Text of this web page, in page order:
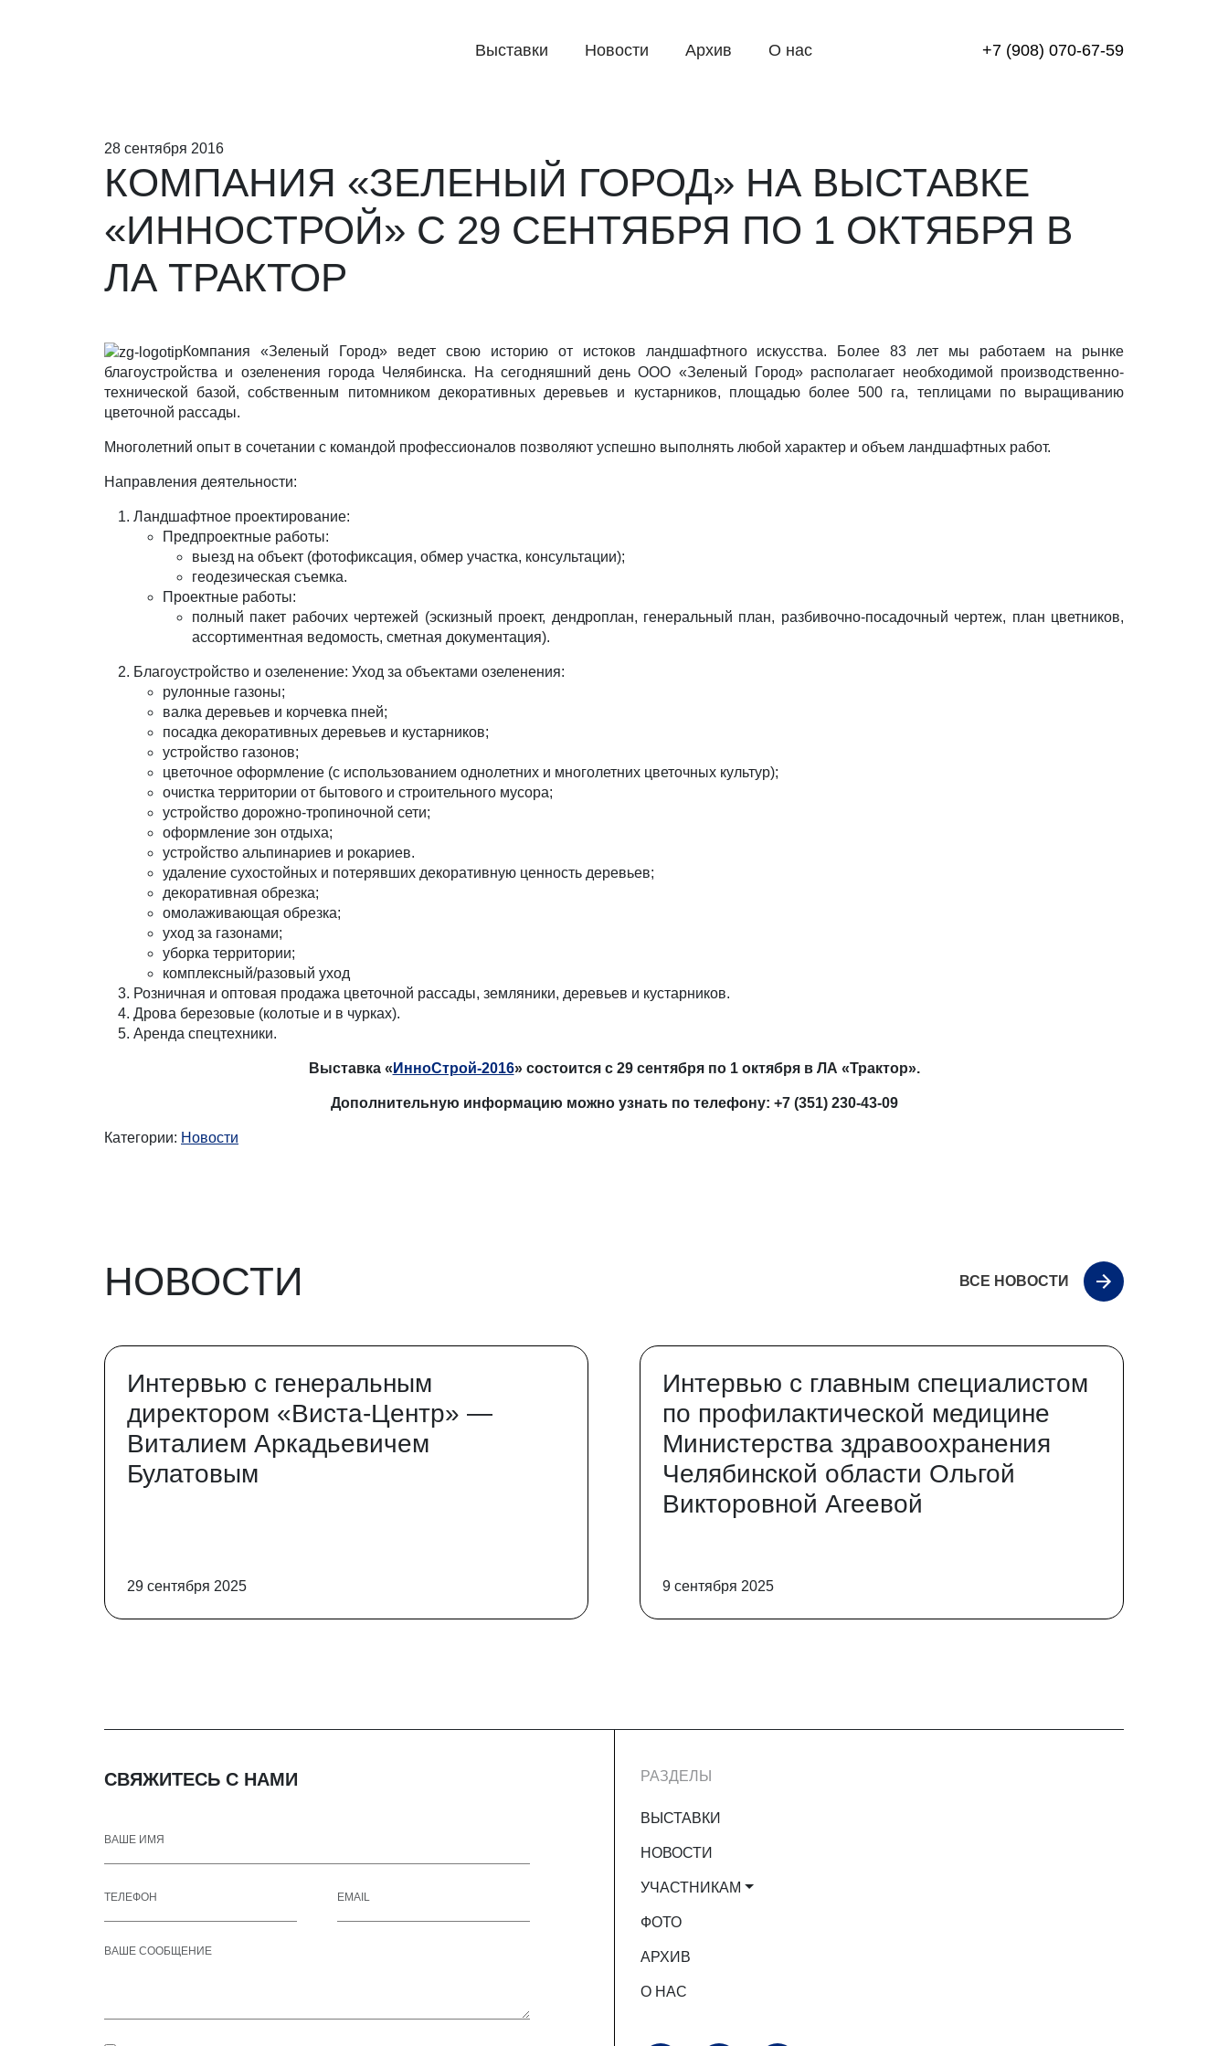
Выставки Новости Архив О нас +7 (908) 070-67-59
28 сентября 2016
КОМПАНИЯ «ЗЕЛЕНЫЙ ГОРОД» НА ВЫСТАВКЕ
«ИННОСТРОЙ» С 29 СЕНТЯБРЯ ПО 1 ОКТЯБРЯ В
ЛА ТРАКТОР
Компания «Зеленый Город» ведет свою историю от истоков ландшафтного искусства. Более 83 лет мы работаем на рынке
благоустройства и озеленения города Челябинска. На сегодняшний день ООО «Зеленый Город» располагает необходимой производственно-
технической базой, собственным питомником декоративных деревьев и кустарников, площадью более 500 га, теплицами по выращиванию
цветочной рассады.
Многолетний опыт в сочетании с командой профессионалов позволяют успешно выполнять любой характер и объем ландшафтных работ.
Направления деятельности:
Ландшафтное проектирование:
Предпроектные работы:
выезд на объект (фотофиксация, обмер участка, консультации);
геодезическая съемка.
Проектные работы:
полный пакет рабочих чертежей (эскизный проект, дендроплан, генеральный план, разбивочно-посадочный чертеж, план цветников,
ассортиментная ведомость, сметная документация).
Благоустройство и озеленение: Уход за объектами озеленения:
рулонные газоны;
валка деревьев и корчевка пней;
посадка декоративных деревьев и кустарников;
устройство газонов;
цветочное оформление (с использованием однолетних и многолетних цветочных культур);
очистка территории от бытового и строительного мусора;
устройство дорожно-тропиночной сети;
оформление зон отдыха;
устройство альпинариев и рокариев.
удаление сухостойных и потерявших декоративную ценность деревьев;
декоративная обрезка;
омолаживающая обрезка;
уход за газонами;
уборка территории;
комплексный/разовый уход
Розничная и оптовая продажа цветочной рассады, земляники, деревьев и кустарников.
Дрова березовые (колотые и в чурках).
Аренда спецтехники.
Выставка « ИнноСтрой-2016» состоится с 29 сентября по 1 октября в ЛА «Трактор».
Дополнительную информацию можно узнать по телефону: +7 (351) 230-43-09
Категории: Новости
НОВОСТИ ВСЕ НОВОСТИ
Интервью с генеральным
директором «Виста-Центр» —
Виталием Аркадьевичем
Булатовым
29 сентября 2025
Интервью с главным специалистом
по профилактической медицине
Министерства здравоохранения
Челябинской области Ольгой
Викторовной Агеевой
9 сентября 2025
СВЯЖИТЕСЬ С НАМИ РАЗДЕЛЫ
ВЫСТАВКИ
НОВОСТИ
УЧАСТНИКАМ
ФОТО
АРХИВ
О НАС